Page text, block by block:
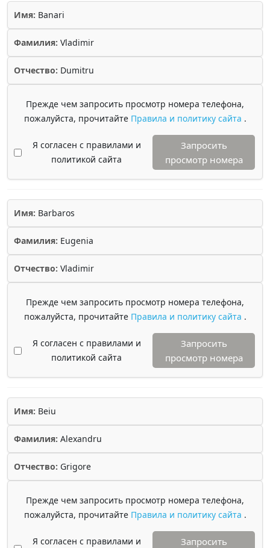
Имя: Banari
Фамилия: Vladimir
Отчество: Dumitru
Прежде чем запросить просмотр номера телефона,
пожалуйста, прочитайте Правила и политику сайта .
Я согласен с правилами и
политикой сайта
Запросить
просмотр номера
Имя: Barbaros
Фамилия: Eugenia
Отчество: Vladimir
Прежде чем запросить просмотр номера телефона,
пожалуйста, прочитайте Правила и политику сайта .
Я согласен с правилами и
политикой сайта
Запросить
просмотр номера
Имя: Beiu
Фамилия: Alexandru
Отчество: Grigore
Прежде чем запросить просмотр номера телефона,
пожалуйста, прочитайте Правила и политику сайта .
Я согласен с правилами и
Запросить